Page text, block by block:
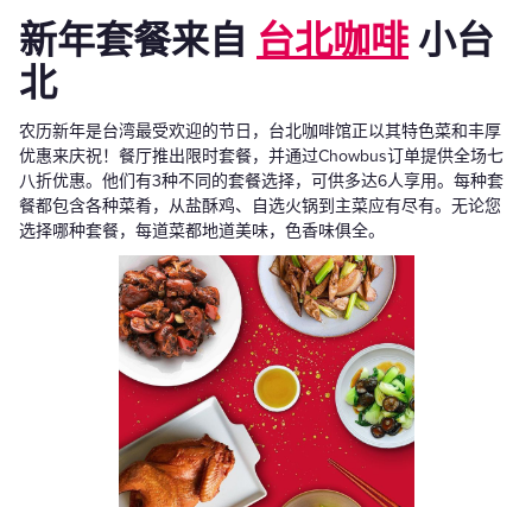
新年套餐来自 台北咖啡小台
北
农历新年是台湾最受欢迎的节日，台北咖啡馆正以其特色菜和丰厚
优惠来庆祝！餐厅推出限时套餐，并通过Chowbus订单提供全场七
八折优惠。他们有3种不同的套餐选择，可供多达6人享用。每种套
餐都包含各种菜肴，从盐酥鸡、自选火锅到主菜应有尽有。无论您
选择哪种套餐，每道菜都地道美味，色香味俱全。